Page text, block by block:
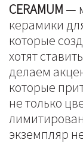
CERAMUM—
керамики
которые
хотят
делаем
которые
не только
экземпляр